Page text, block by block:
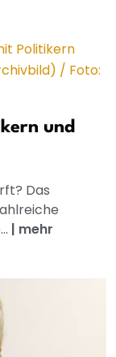
und
Das
| mehr